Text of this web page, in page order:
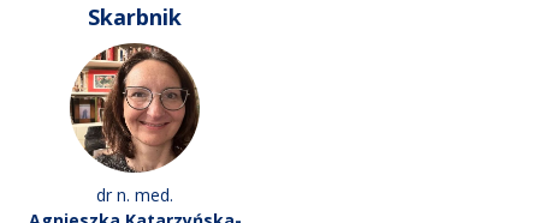
Skarbnik
dr n. med.